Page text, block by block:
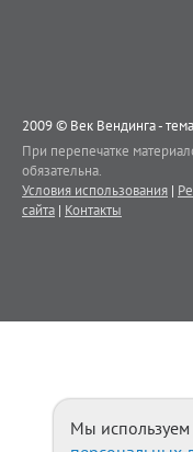
2009 © Век Вендинга -
При перепечатке
обязательна.
Условия использования |
сайта | Контакты
Мы используем